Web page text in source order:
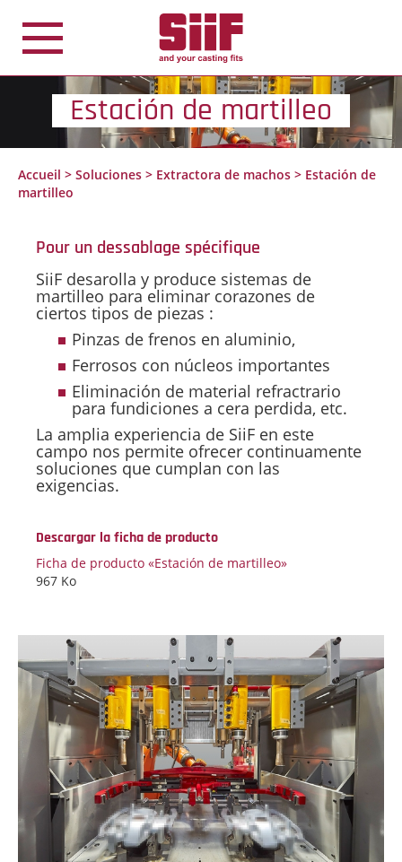
Estación de martilleo
Accueil > Soluciones > Extractora de machos > Estación de
martilleo
Pour un dessablage spécifique
SiiF desarolla y produce sistemas de
martilleo para eliminar corazones de
ciertos tipos de piezas :
Pinzas de frenos en aluminio,
Ferrosos con núcleos importantes
Eliminación de material refractrario
para fundiciones a cera perdida, etc.
La amplia experiencia de SiiF en este
campo nos permite ofrecer continuamente
soluciones que cumplan con las
exigencias.
Descargar la ficha de producto
Ficha de producto «Estación de martilleo»
967 Ko